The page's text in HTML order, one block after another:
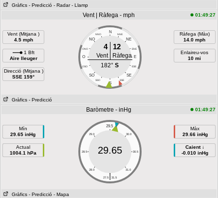
Gràfics - Predicció - Radar - Llamp
Vent | Ràfega - mph 01:49:27
Vent (Mitjana )
4.5 mph
1 Bft
Aire lleuger
Direcció (Mitjana )
SSE 159°
N
NNO NNE
NO NE
ONO ENE
O E
OSO ESE
SO SE
SSO SSE
S
4 12
Vent
Ràfega
182°S
Ràfega (Màx)
14.0 mph
Enlaireu-vos
10 mi
Gràfics - Predicció
Baròmetre - inHg 01:49:27
Mín
29.65 inHg
Actual
1004.1 hPa
29.5
29.0 30.0
28.5 30.5
28.0 31.0
|
27.5 31.5
29.65
Màx
29.66 inHg
Caient ↓
-0.010 inHg
Gràfics - Predicció - Mapa